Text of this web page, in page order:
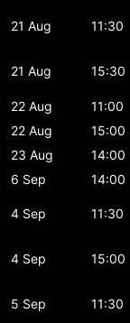
21 Aug 11:30
21 Aug 15:30
22 Aug
11:00
22 Aug
15:00
23 Aug
14:00
6 Sep
14:00
4 Sep 11:30
4 Sep 15:00
5 Sep 11:30